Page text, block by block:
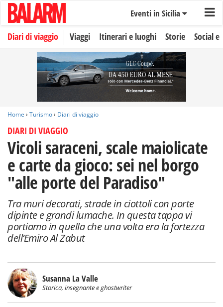
Eventi in Sicilia
Diari di viaggio Viaggi Itinerari e luoghi Storie Social
Home › Turismo› Diari di viaggio
DIARI DI VIAGGIO
Vicoli saraceni, scale maiolicate
e carte da gioco: sei nel borgo
"alle porte del Paradiso"
Tra muri decorati, strade in ciottoli con porte
dipinte e grandi lumache. In questa tappa vi
portiamo in quella che una volta era la fortezza
dell’Emiro Al Zabut
Susanna La Valle
Storica, insegnante e ghostwriter